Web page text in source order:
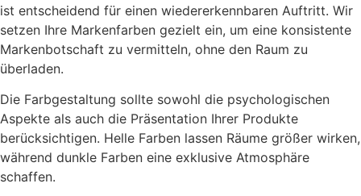
ist entscheidend für einen wiedererkennbaren Auftritt. Wir
setzen Ihre Markenfarben gezielt ein, um eine konsistente
Markenbotschaft zu vermitteln, ohne den Raum zu
überladen.
Die Farbgestaltung sollte sowohl die psychologischen
Aspekte als auch die Präsentation Ihrer Produkte
berücksichtigen. Helle Farben lassen Räume größer wirken,
während dunkle Farben eine exklusive Atmosphäre
schaffen.